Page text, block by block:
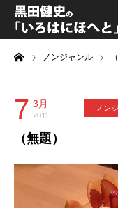
ノンジャンル
7 3月
2011
ノン
（無題）
黒田健史プロフ
カテゴリ一覧
喫茶KURODA
YouTube｜Kuro